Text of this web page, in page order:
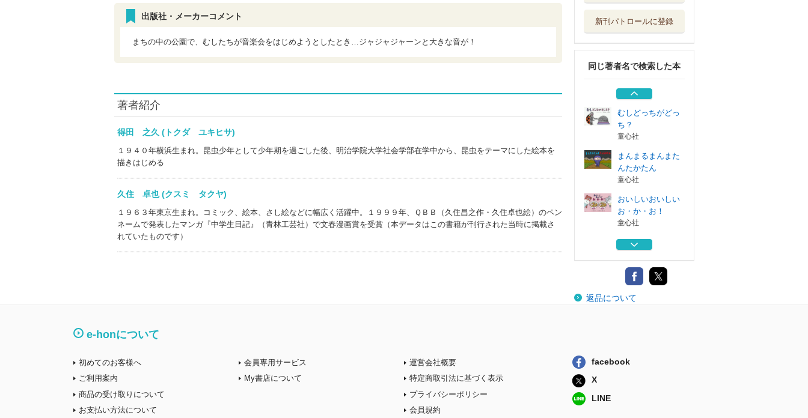
出版社・メーカーコメント
まちの中の公園で、むしたちが音楽会をはじめようとしたとき…ジャジャジャーンと大きな音が！
著者紹介
得田 之久 (トクダ ユキヒサ)
１９４０年横浜生まれ。昆虫少年として少年期を過ごした後、明治学院大学社会学部在学中から、昆虫をテーマにした絵本を
描きはじめる
久住 卓也 (クスミ タクヤ)
１９６３年東京生まれ。コミック、絵本、さし絵などに幅広く活躍中。１９９９年、ＱＢＢ（久住昌之作・久住卓也絵）のペン
ネームで発表したマンガ『中学生日記』（青林工芸社）で文春漫画賞を受賞（本データはこの書籍が刊行された当時に掲載さ
れていたものです）
新刊パトロールに登録
同じ著者名で検索した本
まる！
だーれ？
童心社
むしどっちがどっ
ち？
童心社
まんまるまんまた
んたかたん
童心社
おいしいおいしい
お・か・お！
童心社
まる！
だーれ？
童心社
返品について
e-honについて
初めてのお客様へ
ご利用案内
商品の受け取りについて
お支払い方法について
会員専用サービス
My書店について
運営会社概要
特定商取引法に基づく表示
プライバシーポリシー
会員規約
facebook
X
LINE